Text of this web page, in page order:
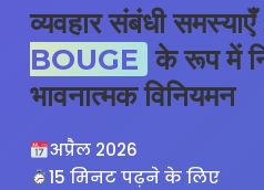
व्यवहार संबंधी समस्याएँ
BOUGE के रूप में
भावनात्मक विनियमन
अप्रैल 2026
15 मिनट पढ़ने के लिए